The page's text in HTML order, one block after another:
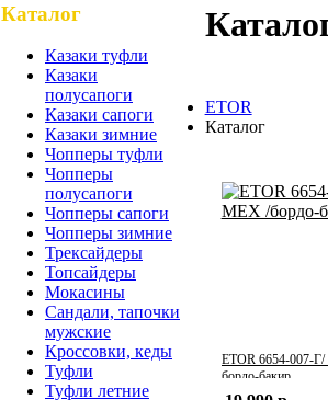
Каталог
Казаки туфли
Казаки
полусапоги
Казаки сапоги
Казаки зимние
Чопперы туфли
Чопперы
полусапоги
Чопперы сапоги
Чопперы зимние
Трексайдеры
Топсайдеры
Мокасины
Сандали, тапочки
мужские
Кроссовки, кеды
Туфли
Туфли летние
ETOR
Каталог
ETOR 6654-007-
бордо-бакир